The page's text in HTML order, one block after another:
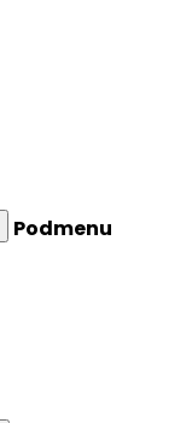
Podmenu